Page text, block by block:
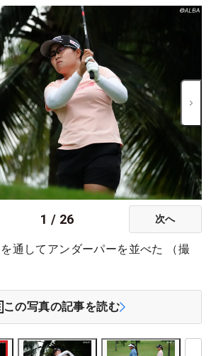
1 / 26 次へ
通してアンダーパーを並べた （撮
この写真の記事を読む